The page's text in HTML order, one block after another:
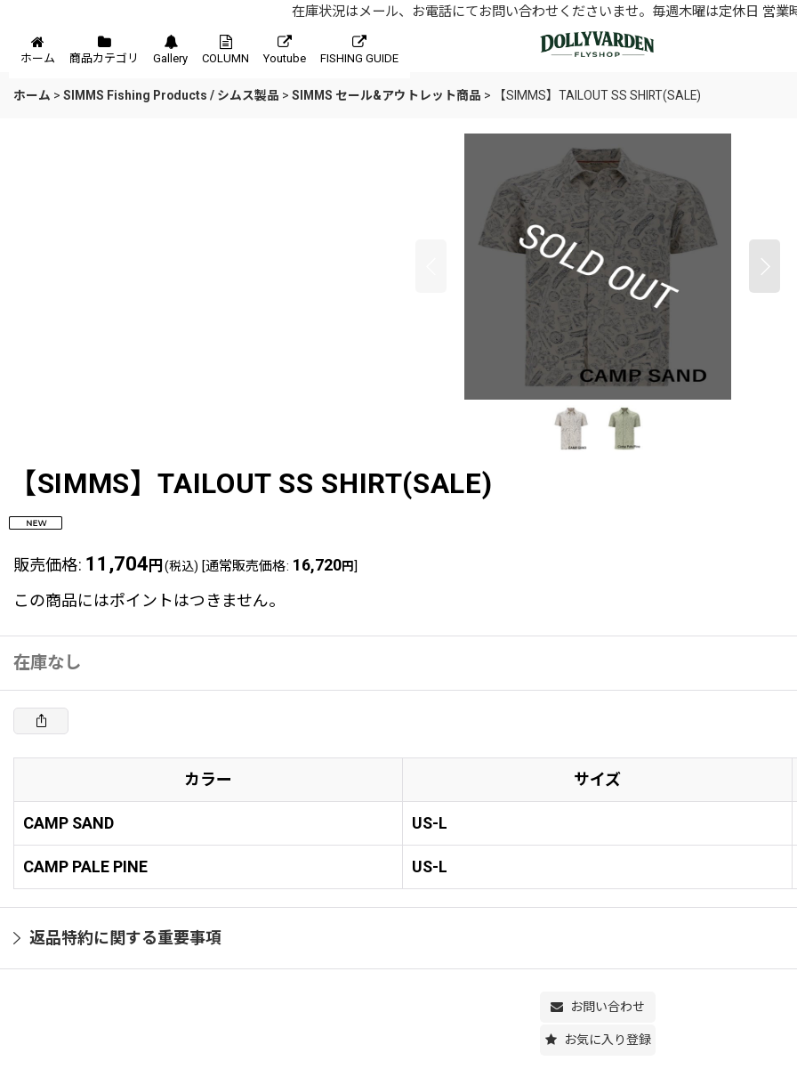
在庫状況はメール、お電話にてお問い合わせくださいませ。毎週木曜は定休日 営業
メニュー
ホーム 商品カテゴリ Gallery COLUMN Youtube FISHING GUIDE
ホーム > SIMMS Fishing Products / シムス製品 > SIMMS セール&アウトレット商品 > 【SIMMS】TAILOUT SS SHIRT(SALE)
【SIMMS】TAILOUT SS SHIRT(SALE)
販売価格: 11,704円(税込) [通常販売価格: 16,720円]
この商品にはポイントはつきません。
在庫なし
カラー サイズ
CAMP SAND US-L
CAMP PALE PINE US-L
返品特約に関する重要事項
お問い合わせ
お気に入り登録